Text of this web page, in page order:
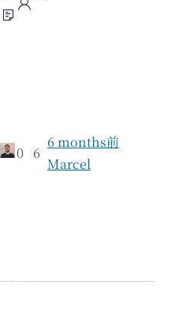
0 6
6 months前
Marcel